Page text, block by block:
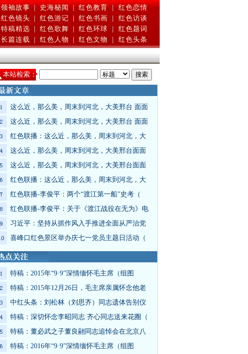
领袖故事 | 史海秘闻 | 红色教育 |
红色恋情
红色镜头 红色游记 红色书画
红色访谈
特稿精选 红色歌舞 红色环球
红色题词
长篇连载 红色人物 红色文物 红色头条
本站检索：
这么近，那么美，周末到河北，大美邢台 面面
这么近，那么美，周末到河北，大美邢台 面面
红色联播：这么近，那么美，周末到河北，大
这么近，那么美，周末到河北，大美邢台面面
这么近，那么美，周末到河北，大美邢台面面
红色联播：这么近，那么美，周末到河北，大
红色联播-李俊平：两个“渡江第一船”史考（
红色联播-李俊平：关于《渡江战役在无为》电
习近平：坚持从抓作风入手推进全面从严治党
喜峰口红色景区举办庆七一党员主题日活动（
特稿：2015年“9·9”深情缅怀毛主席（组图
特稿：2015年12月26日，毛主席亲属怀念他老
中红头条：刘松林（刘思齐）同志遗体告别仪
特稿：深切怀念李昭同志 齐心同志送来花圈（
特稿：董必武之子董良翮同志追悼会在北京八
特稿：2016年“9·9”深情缅怀毛主席（组图